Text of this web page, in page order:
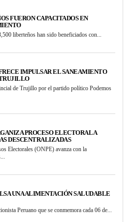
FUERON CAPACITADOS EN
liberteños han sido beneficiados con...
IMPULSAR EL SANEAMIENTO
de Trujillo por el partido político Podemos
PROCESO ELECTORAL A
DESCENTRALIZADAS
Electorales (ONPE) avanza con la
UNA ALIMENTACIÓN SALUDABLE
Peruano que se conmemora cada 06 de...